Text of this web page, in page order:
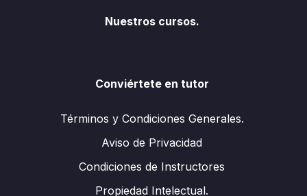
Nuestros cursos.
Conviértete en tutor
Términos y Condiciones Generales.
Aviso de Privacidad
Condiciones de Instructores
Propiedad Intelectual.